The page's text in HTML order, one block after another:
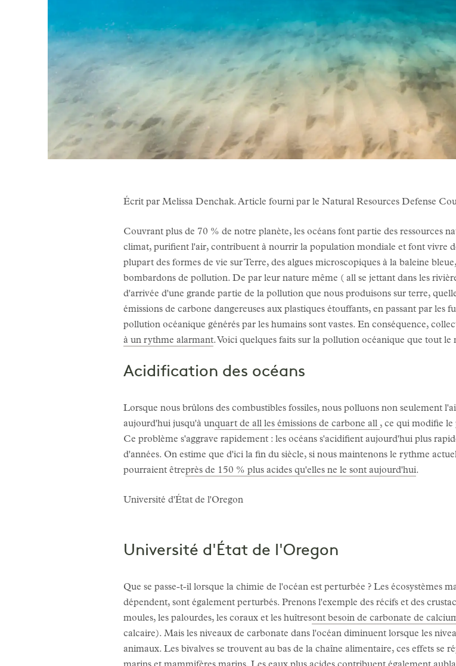
Écrit par Melissa Denchak. Article fourni par le Natural Resources Defense
Couvrant plus de 70 % de notre planète, les océans font partie des ressources
climat, purifient l'air, contribuent à nourrir la population mondiale et font vivre
plupart des formes de vie sur Terre, des algues microscopiques à la baleine
bombardons de pollution. De par leur nature même ( all se jettant dans les
d'arrivée d'une grande partie de la pollution que nous produisons sur terre,
émissions de carbone dangereuses aux plastiques étouffants, en passant par les
pollution océanique générés par les humains sont vastes. En conséquence,
à un rythme alarmant. Voici quelques faits sur la pollution océanique que tout
Acidification des océans
Lorsque nous brûlons des combustibles fossiles, nous polluons non seulement
aujourd'hui jusqu'à unquart de all les émissions de carbone all , ce qui modifie le
Ce problème s'aggrave rapidement : les océans s'acidifient aujourd'hui plus
d'années. On estime que d'ici la fin du siècle, si nous maintenons le rythme
pourraient êtreprès de 150 % plus acides qu'elles ne le sont aujourd'hui.
Université d'État de l'Oregon
Université d'État de l'Oregon
Que se passe-t-il lorsque la chimie de l'océan est perturbée ? Les écosystèmes
dépendent, sont également perturbés. Prenons l'exemple des récifs et des
moules, les palourdes, les coraux et les huîtresont besoin de carbonate de
calcaire). Mais les niveaux de carbonate dans l'océan diminuent lorsque les
animaux. Les bivalves se trouvent au bas de la chaîne alimentaire, ces effets se